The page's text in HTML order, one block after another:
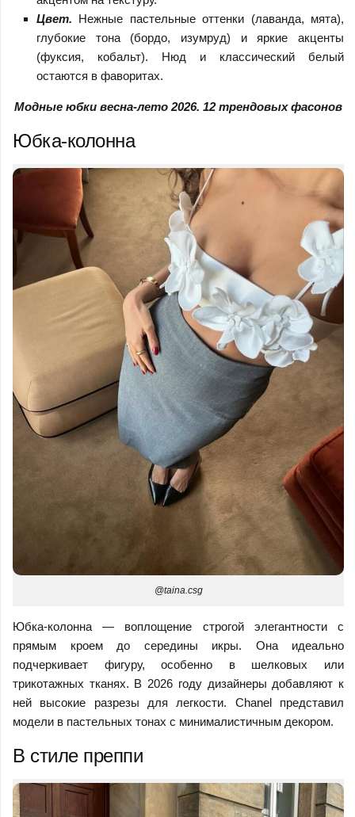
Цвет. Нежные пастельные оттенки (лаванда, мята),
глубокие тона (бордо, изумруд) и яркие акценты
(фуксия, кобальт). Нюд и классический белый
остаются в фаворитах.
Модные юбки весна-лето 2026. 12 трендовых фасонов
Юбка-колонна
@taina.csg
Юбка-колонна — воплощение строгой элегантности с
прямым кроем до середины икры. Она идеально
подчеркивает фигуру, особенно в шелковых или
трикотажных тканях. В 2026 году дизайнеры добавляют к
ней высокие разрезы для легкости. Chanel представил
модели в пастельных тонах с минималистичным декором.
В стиле преппи